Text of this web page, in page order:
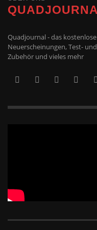
Quadjournal - das
Neuerscheinungen, Test-
Zubehör und vieles mehr